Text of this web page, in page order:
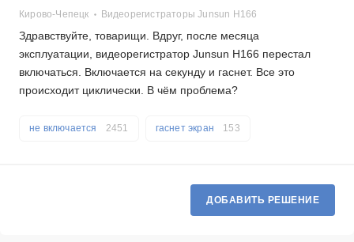
Кирово-Чепецк Видеорегистраторы Junsun H166
Здравствуйте, товарищи. Вдруг, после месяца
эксплуатации, видеорегистратор Junsun H166 перестал
включаться. Включается на секунду и гаснет. Все это
происходит циклически. В чём проблема?
гаснет экран 153
не включается 2451
ДОБАВИТЬ РЕШЕНИЕ